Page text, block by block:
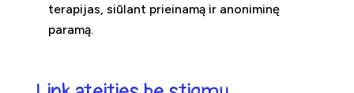
terapijas, siūlant prieinamą ir anoniminę
paramą.